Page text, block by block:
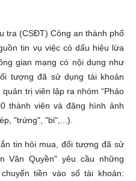
tra (CSĐT) Công an thành phố
tin vụ việc có dấu hiệu lừa
gian mạng có nội dung như
tượng đã sử dụng tài khoản
trị viên lập ra nhóm “Pháo
thành viên và đăng hình ảnh
"trứng", "bi",...).
tin hỏi mua, đối tượng đã sử
Văn Quyền" yêu cầu những
tiền vào số tài khoản: